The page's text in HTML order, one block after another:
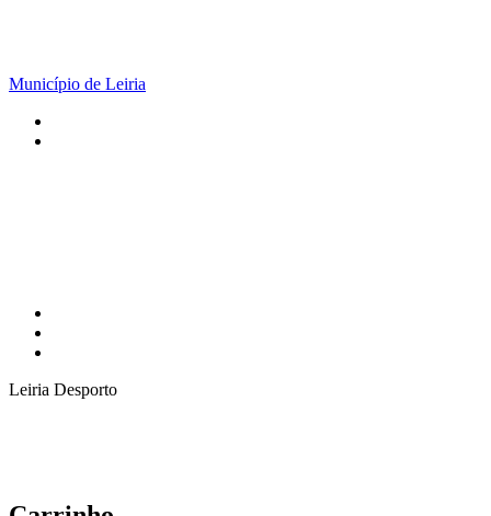
Município de Leiria
Leiria Desporto